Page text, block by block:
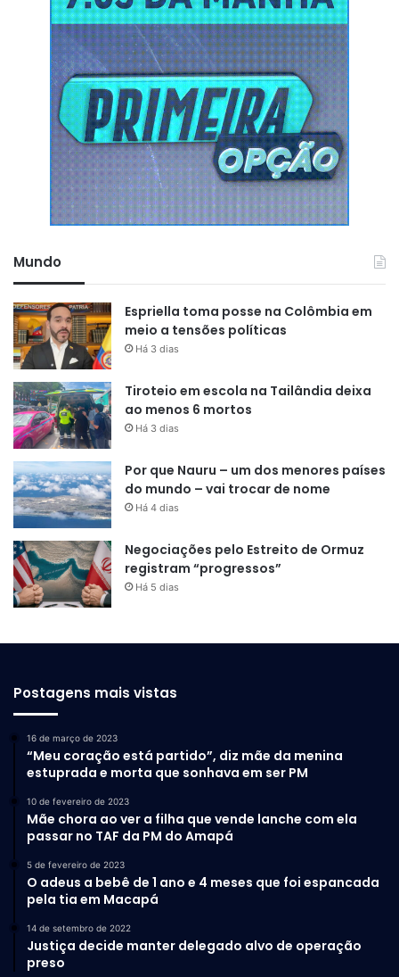
Mundo
Espriella toma posse na Colômbia em
meio a tensões políticas
Há 3 dias
Tiroteio em escola na Tailândia deixa
ao menos 6 mortos
Há 3 dias
Por que Nauru – um dos menores países
do mundo – vai trocar de nome
Há 4 dias
Negociações pelo Estreito de Ormuz
registram “progressos”
Há 5 dias
Postagens mais vistas
16 de março de 2023
“Meu coração está partido”, diz mãe da menina
estuprada e morta que sonhava em ser PM
10 de fevereiro de 2023
Mãe chora ao ver a filha que vende lanche com ela
passar no TAF da PM do Amapá
5 de fevereiro de 2023
O adeus a bebê de 1 ano e 4 meses que foi espancada
pela tia em Macapá
14 de setembro de 2022
Justiça decide manter delegado alvo de operação
preso